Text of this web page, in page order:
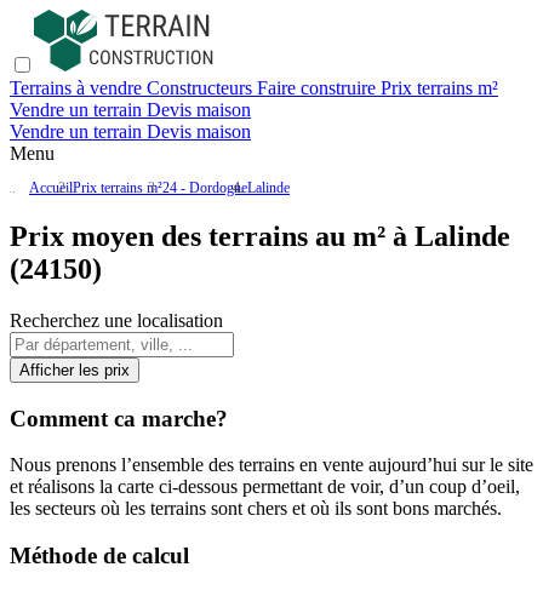
Terrains à vendre Constructeurs Faire construire Prix terrains m²
Vendre un terrain Devis maison
Vendre un terrain Devis maison
Menu
AccueilPrix terrains m²24 - DordogneLalinde
Prix moyen des terrains au m² à Lalinde
(24150)
Recherchez une localisation
Afficher les prix
Comment ca marche?
Nous prenons l’ensemble des terrains en vente aujourd’hui sur le site
et réalisons la carte ci-dessous permettant de voir, d’un coup d’oeil,
les secteurs où les terrains sont chers et où ils sont bons marchés.
Méthode de calcul